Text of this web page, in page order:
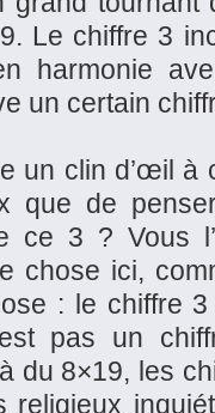
Le chiffre 3
harmonie
un certain
un clin d’œil à
que de
ce 3 ? Vous
chose ici,
: le chiffre
pas un
du 8×19, les
religieux